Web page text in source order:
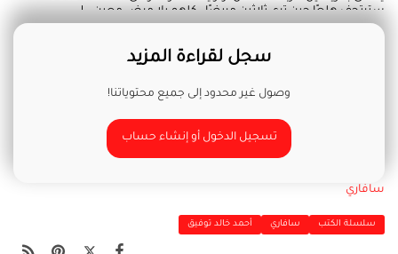
سترتجف هلعًا حين ترى ثلاثين مريضًا ، كلهم بلا مرض معين ..!
سجل لقراءة المزيد
وصول غير محدود إلى جميع محتوياتنا!
تسجيل الدخول أو إنشاء حساب
سافاري
سلسلة الكتب سافاري أحمد خالد توفيق